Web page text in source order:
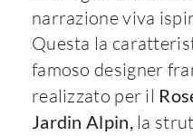
narrazione viva
Questa la
famoso designer
realizzato per il
Jardin Alpin, la